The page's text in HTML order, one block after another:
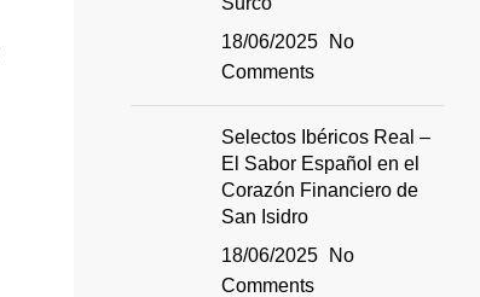
18/06/2025
No
Comments
Selectos Ibéricos Real –
El Sabor Español en el
Corazón Financiero de
San Isidro
18/06/2025
No
Comments